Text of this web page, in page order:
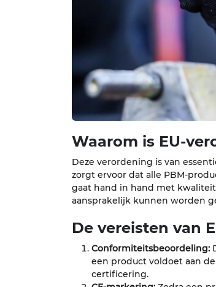
Waarom is EU-
Deze verordening is van
zorgt ervoor dat alle PBM-
gaat hand in hand met
aansprakelijk kunnen worden
De vereisten van
Conformiteitsbeoordeling:
een product voldoet aan
certificering.